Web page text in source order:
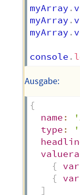
myArray .
myArray .
myArray .
console .
Ausgabe:
{
name :
type :
{
{
]